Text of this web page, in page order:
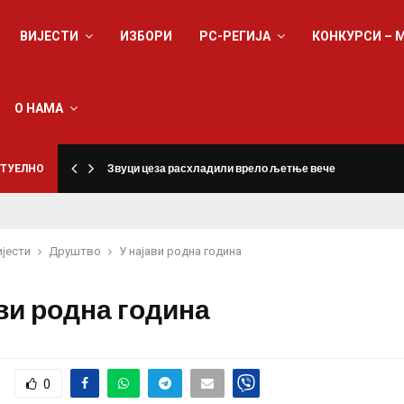
ВИЈЕСТИ ИЗБОРИ РС-РЕГИЈА КОНКУРСИ –
О НАМА
Звуци цеза расхладили врело љетње вече
Друштво У најави родна година
родна година
0